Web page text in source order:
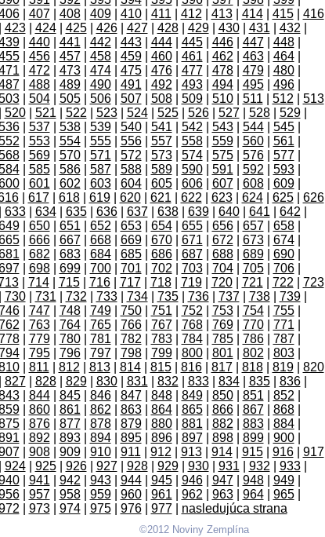
| 407| 408| 409| 410| 411 412 413| 414| 415| 416
423| 424| 425| 426| 427| 428| 429| 430| 431 432
| 440| 441 442 443| 444| 445| 446| 447| 448|
| 456| 457| 458| 459| 460| 461 462 463| 464|
472 473| 474| 475| 476| 477| 478| 479| 480|
| 488| 489| 490| 491 492 493| 494| 495| 496|
| 504| 505| 506| 507| 508| 509| 510| 511 512
513
520| 521 522 523| 524| 525| 526| 527| 528| 529|
| 537| 538| 539| 540| 541 542 543| 544| 545|
553| 554| 555| 556| 557| 558| 559| 560| 561
| 569| 570| 571 572 573| 574| 575| 576| 577|
| 585| 586| 587| 588| 589| 590| 591 592 593|
| 601 602 603| 604| 605| 606| 607| 608| 609|
| 617| 618| 619| 620| 621 622 623| 624| 625| 626
633| 634| 635| 636| 637| 638| 639| 640| 641 642
| 650| 651 652 653| 654| 655| 656| 657| 658|
| 666| 667| 668| 669| 670| 671 672 673| 674|
682 683| 684| 685| 686| 687| 688| 689| 690|
| 698| 699| 700| 701 702 703| 704| 705| 706|
| 714| 715| 716| 717| 718| 719| 720| 721 722
723
730| 731 732 733| 734| 735| 736| 737| 738| 739|
| 747| 748| 749| 750| 751 752 753| 754| 755|
763| 764| 765| 766| 767| 768| 769| 770| 771
| 779| 780| 781 782 783| 784| 785| 786| 787|
| 795| 796| 797| 798| 799| 800| 801 802 803|
| 811 812 813| 814| 815| 816| 817| 818| 819| 820
827| 828| 829| 830| 831 832 833| 834| 835| 836|
| 844| 845| 846| 847| 848| 849| 850| 851 852
| 860| 861 862 863| 864| 865| 866| 867| 868|
| 876| 877| 878| 879| 880| 881 882 883| 884|
892 893| 894| 895| 896| 897| 898| 899| 900|
| 908| 909| 910| 911 912 913| 914| 915| 916| 917
924| 925| 926| 927| 928| 929| 930| 931 932 933|
| 941 942 943| 944| 945| 946| 947| 948| 949|
| 957| 958| 959| 960| 961 962 963| 964| 965|
973| 974| 975| 976| 977| nasledujúca strana
©2012 Noviny Zemplína